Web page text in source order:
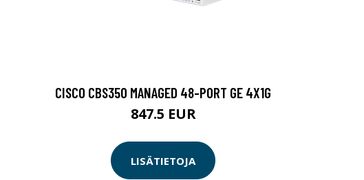
CISCO CBS350 MANAGED 48-PORT GE 4X1G
847.5 EUR
LISÄTIETOJA